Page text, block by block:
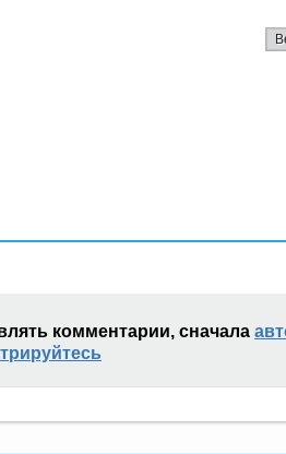
комментарии, сначала